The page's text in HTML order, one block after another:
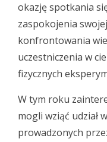
okazję spotkania
zaspokojenia
konfrontowania
uczestniczenia w
fizycznych
W tym roku
mogli wziąć udział
prowadzonych